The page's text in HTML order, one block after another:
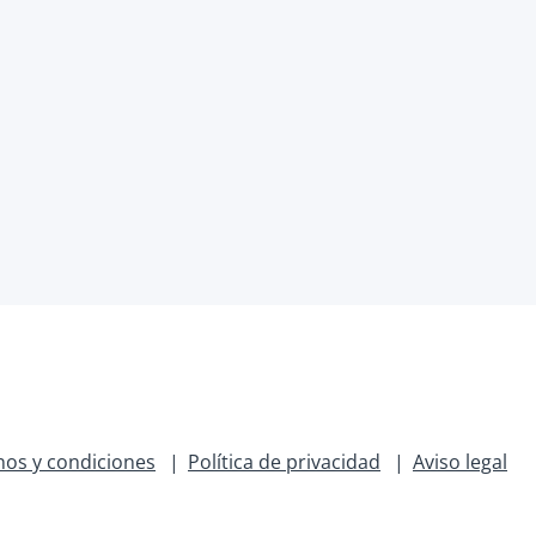
y condiciones Política de privacidad Aviso legal